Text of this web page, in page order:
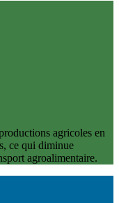
agricoles en
ce qui diminue
agroalimentaire.